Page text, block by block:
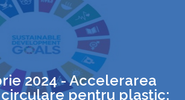
2024 - Accelerarea
pentru plastic: